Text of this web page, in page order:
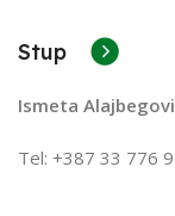
Stup
Ismeta
Tel: +387 33 776